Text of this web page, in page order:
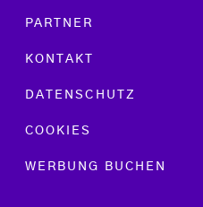
PARTNER
KONTAKT
DATENSCHUTZ
COOKIES
WERBUNG BUCHEN